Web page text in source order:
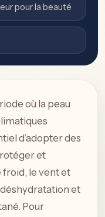
pour la beauté
où la peau
d’adopter des
et
le vent et
déshydratation et
Pour